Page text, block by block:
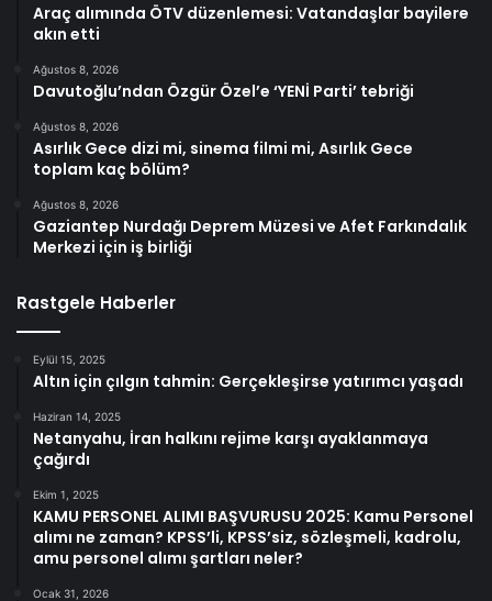
Araç alımında ÖTV düzenlemesi: Vatandaşlar bayilere
akın etti
Ağustos 8, 2026
Davutoğlu’ndan Özgür Özel’e ‘YENİ Parti’ tebriği
Ağustos 8, 2026
Asırlık Gece dizi mi, sinema filmi mi, Asırlık Gece
toplam kaç bölüm?
Ağustos 8, 2026
Gaziantep Nurdağı Deprem Müzesi ve Afet Farkındalık
Merkezi için iş birliği
Rastgele Haberler
Eylül 15, 2025
Altın için çılgın tahmin: Gerçekleşirse yatırımcı yaşadı
Haziran 14, 2025
Netanyahu, İran halkını rejime karşı ayaklanmaya
çağırdı
Ekim 1, 2025
KAMU PERSONEL ALIMI BAŞVURUSU 2025: Kamu Personel
alımı ne zaman? KPSS’li, KPSS’siz, sözleşmeli, kadrolu,
amu personel alımı şartları neler?
Ocak 31, 2026